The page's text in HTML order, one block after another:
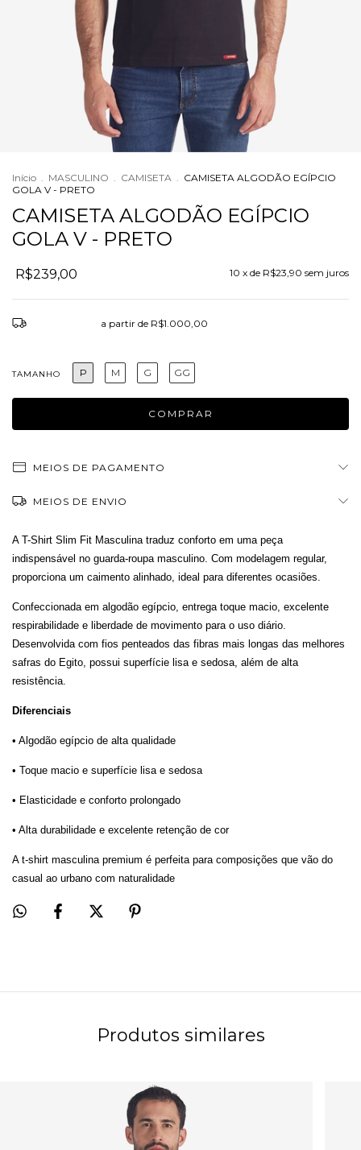
Início . MASCULINO . CAMISETA . CAMISETA ALGODÃO EGÍPCIO
GOLA V - PRETO
CAMISETA ALGODÃO EGÍPCIO
GOLA V - PRETO
R$239,00 10 x de R$23,90 sem juros
a partir de R$1.000,00
TAMANHO P M G GG
MEIOS DE PAGAMENTO
MEIOS DE ENVIO
A T-Shirt Slim Fit Masculina traduz conforto em uma peça
indispensável no guarda-roupa masculino. Com modelagem regular,
proporciona um caimento alinhado, ideal para diferentes ocasiões.
Confeccionada em algodão egípcio, entrega toque macio, excelente
respirabilidade e liberdade de movimento para o uso diário.
Desenvolvida com fios penteados das fibras mais longas das melhores
safras do Egito, possui superfície lisa e sedosa, além de alta
resistência.
Diferenciais
• Algodão egípcio de alta qualidade
• Toque macio e superfície lisa e sedosa
• Elasticidade e conforto prolongado
• Alta durabilidade e excelente retenção de cor
A t-shirt masculina premium é perfeita para composições que vão do
casual ao urbano com naturalidade
Produtos similares